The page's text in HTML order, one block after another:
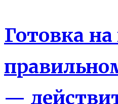
Готовка на
—